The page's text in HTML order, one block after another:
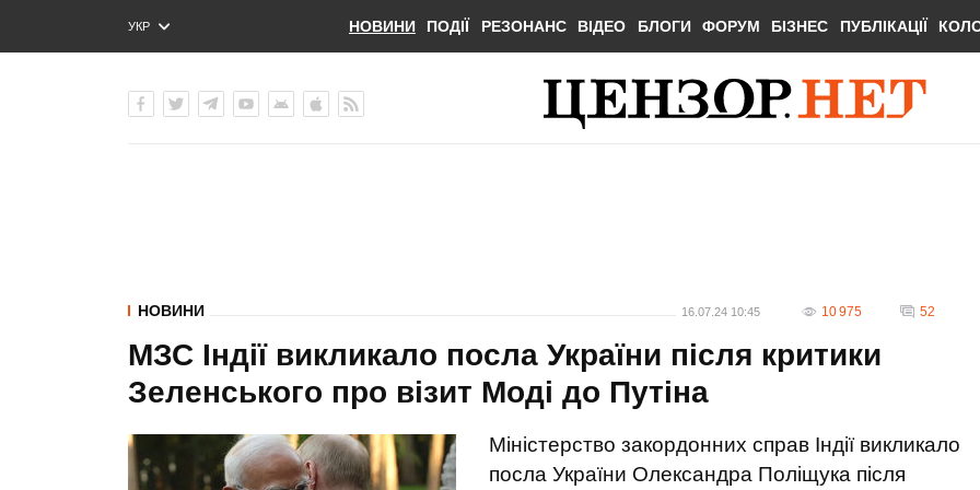
УКР
ENG
НОВИНИ ПОДІЇ РЕЗОНАНС ВІДЕО БЛОГИ ФОРУМ БІЗНЕС ПУБЛІКАЦІЇ
НОВИНИ 16.07.24 10:45 10 975 52
МЗС Індії викликало посла України після критики
Зеленського про візит Моді до Путіна
Міністерство закордонних справ Індії викликало
посла України Олександра Поліщука після